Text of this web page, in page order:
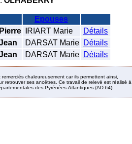
Epouses
IRIART Marie
Détails
DARSAT Marie Détails
DARSAT Marie Détails
chaleureusement car ils permettent ainsi,
retrouver ses ancêtres. Ce travail de relevé est réalisé à
des Pyrénées-Atlantiques (AD 64).